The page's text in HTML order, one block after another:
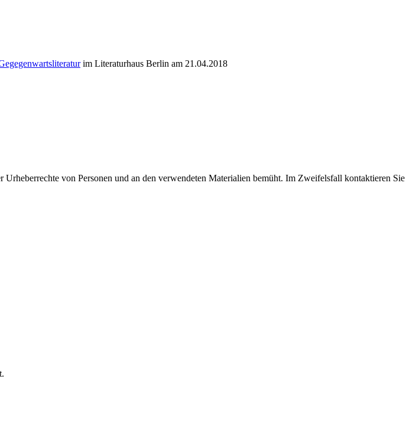
im Literaturhaus Berlin am 21.04.2018
Urheberrechte von Personen und an den verwendeten Materialien bemüht. Im Zweifelsfall kontaktieren Sie